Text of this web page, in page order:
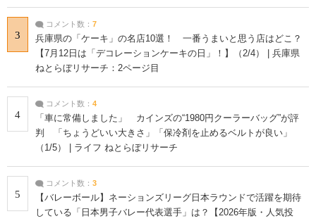
3
コメント数： 7
兵庫県の「ケーキ」の名店10選！ 一番うまいと思う店はどこ？
【7月12日は「デコレーションケーキの日」！】（2/4） | 兵庫県
ねとらぼリサーチ：2ページ目
4
コメント数： 4
「車に常備しました」 カインズの“1980円クーラーバッグ”が評
判 「ちょうどいい大きさ」「保冷剤を止めるベルトが良い」
（1/5） | ライフ ねとらぼリサーチ
5
コメント数： 3
【バレーボール】ネーションズリーグ日本ラウンドで活躍を期待
している「日本男子バレー代表選手」は？【2026年版・人気投